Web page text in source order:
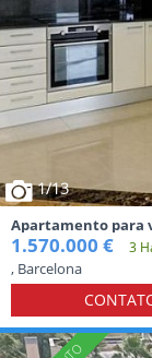
1/13
Apartamento para
vistas incríveis de
1.570.000 € 3
, Barcelona